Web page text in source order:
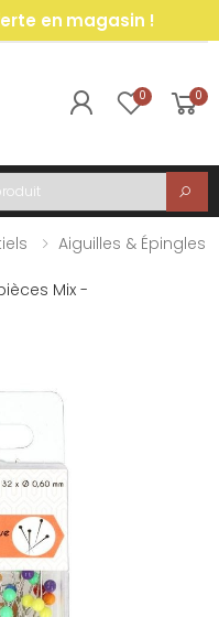
en magasin !
0 0
Aiguilles & Épingles
Mix -